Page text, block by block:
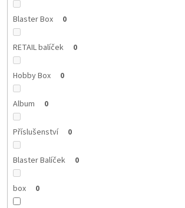
Blaster Box 0
RETAIL balíček 0
Hobby Box 0
Album 0
Příslušenství 0
Blaster Balíček 0
box 0